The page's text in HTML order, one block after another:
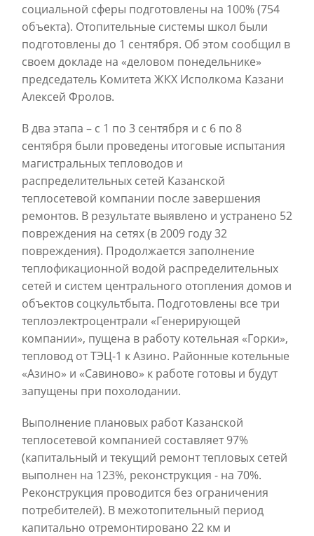
социальной сферы подготовлены на 100% (754
объекта). Отопительные системы школ были
подготовлены до 1 сентября. Об этом сообщил в
своем докладе на «деловом понедельнике»
председатель Комитета ЖКХ Исполкома Казани
Алексей Фролов.
В два этапа – с 1 по 3 сентября и с 6 по 8
сентября были проведены итоговые испытания
магистральных тепловодов и
распределительных сетей Казанской
теплосетевой компании после завершения
ремонтов. В результате выявлено и устранено 52
повреждения на сетях (в 2009 году 32
повреждения). Продолжается заполнение
теплофикационной водой распределительных
сетей и систем центрального отопления домов и
объектов соцкультбыта. Подготовлены все три
теплоэлектроцентрали «Генерирующей
компании», пущена в работу котельная «Горки»,
тепловод от ТЭЦ-1 к Азино. Районные котельные
«Азино» и «Савиново» к работе готовы и будут
запущены при похолодании.
Выполнение плановых работ Казанской
теплосетевой компанией составляет 97%
(капитальный и текущий ремонт тепловых сетей
выполнен на 123%, реконструкция - на 70%.
Реконструкция проводится без ограничения
потребителей). В межотопительный период
капитально отремонтировано 22 км и